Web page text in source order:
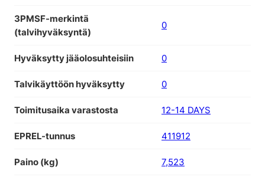
3PMSF-merkintä
(talvihyväksyntä)
0
Hyväksytty jääolosuhteisiin 0
Talvikäyttöön hyväksytty 0
Toimitusaika varastosta 12-14 DAYS
EPREL-tunnus 411912
Paino (kg) 7,523